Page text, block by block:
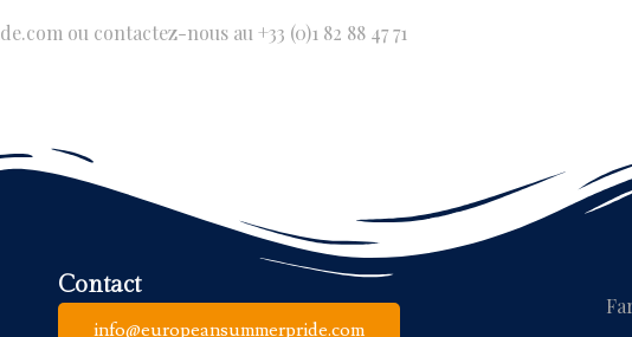
ou contactez-nous au +33 (0)1 82 88 47 71
Contact
info@europeansummerpride.com